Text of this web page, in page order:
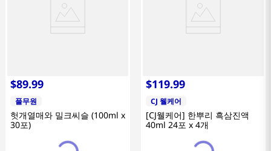
$89.99
풀무원
헛개열매와 밀크씨슬 (100ml x
30포)
$119.99
CJ 웰케어
[CJ웰케어] 한뿌리 흑삼진액
40ml 24포 x 4개